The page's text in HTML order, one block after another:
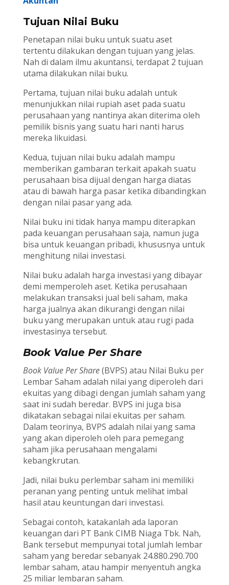
Tujuan Nilai Buku
Penetapan nilai buku untuk suatu aset
tertentu dilakukan dengan tujuan yang jelas.
Nah di dalam ilmu akuntansi, terdapat 2 tujuan
utama dilakukan nilai buku.
Pertama, tujuan nilai buku adalah untuk
menunjukkan nilai rupiah aset pada suatu
perusahaan yang nantinya akan diterima oleh
pemilik bisnis yang suatu hari nanti harus
mereka likuidasi.
Kedua, tujuan nilai buku adalah mampu
memberikan gambaran terkait apakah suatu
perusahaan bisa dijual dengan harga diatas
atau di bawah harga pasar ketika dibandingkan
dengan nilai pasar yang ada.
Nilai buku ini tidak hanya mampu diterapkan
pada keuangan perusahaan saja, namun juga
bisa untuk keuangan pribadi, khususnya untuk
menghitung nilai investasi.
Nilai buku adalah harga investasi yang dibayar
demi memperoleh aset. Ketika perusahaan
melakukan transaksi jual beli saham, maka
harga jualnya akan dikurangi dengan nilai
buku yang merupakan untuk atau rugi pada
investasinya tersebut.
Book Value Per Share
Book Value Per Share(BVPS) atau Nilai Buku per
Lembar Saham adalah nilai yang diperoleh dari
ekuitas yang dibagi dengan jumlah saham yang
saat ini sudah beredar. BVPS ini juga bisa
dikatakan sebagai nilai ekuitas per saham.
Dalam teorinya, BVPS adalah nilai yang sama
yang akan diperoleh oleh para pemegang
saham jika perusahaan mengalami
kebangkrutan.
Jadi, nilai buku perlembar saham ini memiliki
peranan yang penting untuk melihat imbal
hasil atau keuntungan dari investasi.
Sebagai contoh, katakanlah ada laporan
keuangan dari PT Bank CIMB Niaga Tbk. Nah,
Bank tersebut mempunyai total jumlah lembar
saham yang beredar sebanyak 24.880.290.700
lembar saham, atau hampir menyentuh angka
25 miliar lembaran saham.